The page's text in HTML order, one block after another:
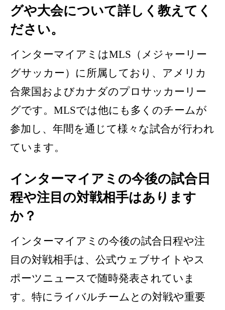
グや大会について詳しく教えてく
ださい。
インターマイアミはMLS（メジャーリー
グサッカー）に所属しており、アメリカ
合衆国およびカナダのプロサッカーリー
グです。MLSでは他にも多くのチームが
参加し、年間を通じて様々な試合が行われ
ています。
インターマイアミの今後の試合日
程や注目の対戦相手はあります
か？
インターマイアミの今後の試合日程や注
目の対戦相手は、公式ウェブサイトやス
ポーツニュースで随時発表されていま
す。特にライバルチームとの対戦や重要